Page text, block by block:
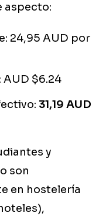
aspecto:
24,95 AUD por
AUD $6.24
31,19 AUD
y
son
en hostelería